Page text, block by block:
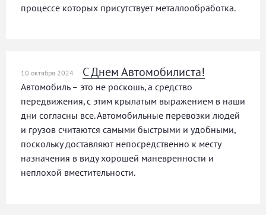
процессе которых присутствует металлообработка.
10 октября 2024 С Днем Автомобилиста!
Автомобиль – это не роскошь, а средство
передвижения, с этим крылатым выражением в наши
дни согласны все. Автомобильные перевозки людей
и грузов считаются самыми быстрыми и удобными,
поскольку доставляют непосредственно к месту
назначения в виду хорошей маневренности и
неплохой вместительности.